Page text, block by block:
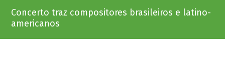
Concerto traz compositores brasileiros e latino-
americanos